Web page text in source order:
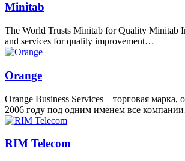
Minitab
The World Trusts Minitab for Quality Minitab
and services for quality improvement…
Orange
Orange Business Services – торговая марка,
2006 году под одним именем все
RIM Telecom